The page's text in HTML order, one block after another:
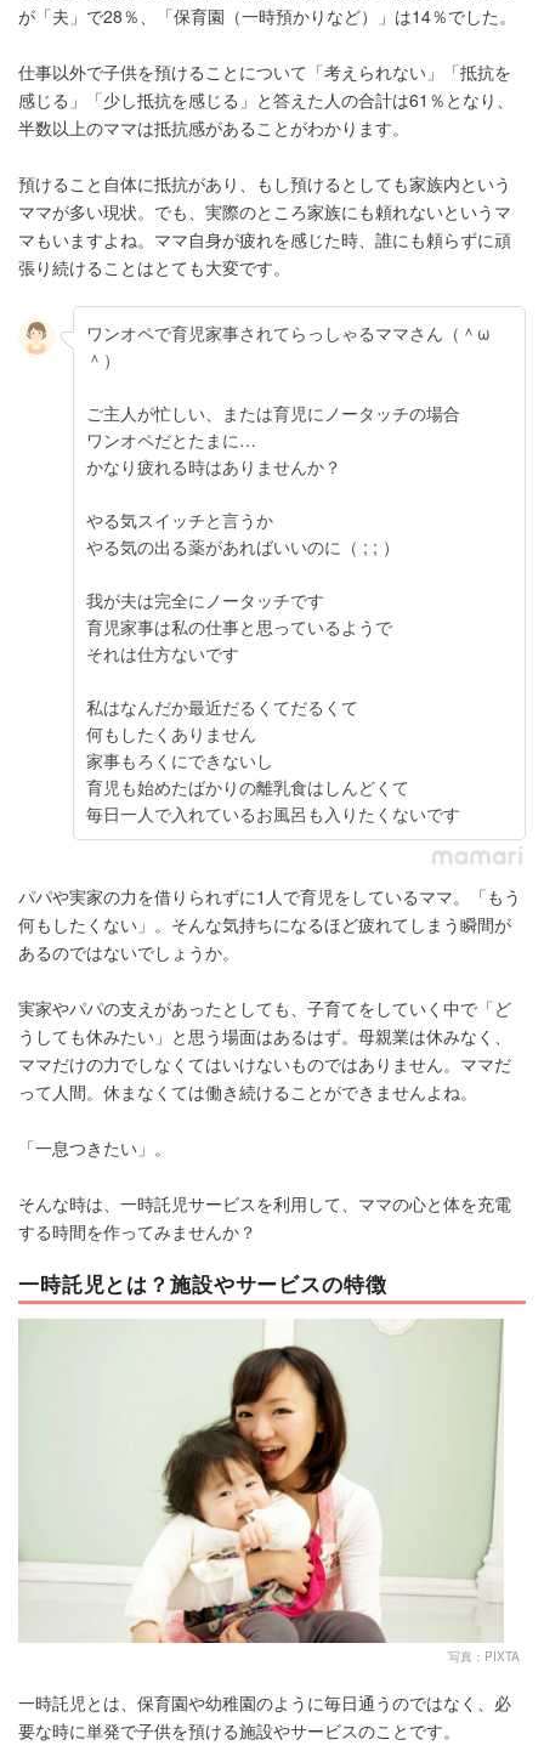
が「夫」で28％、「保育園（一時預かりなど）」は14％でした。
仕事以外で子供を預けることについて「考えられない」「抵抗を
感じる」「少し抵抗を感じる」と答えた人の合計は61％となり、
半数以上のママは抵抗感があることがわかります。
預けること自体に抵抗があり、もし預けるとしても家族内という
ママが多い現状。でも、実際のところ家族にも頼れないというマ
マもいますよね。ママ自身が疲れを感じた時、誰にも頼らずに頑
張り続けることはとても大変です。
ワンオペで育児家事されてらっしゃるママさん（＾ω
＾）
ご主人が忙しい、または育児にノータッチの場合
ワンオペだとたまに…
かなり疲れる時はありませんか？
やる気スイッチと言うか
やる気の出る薬があればいいのに（ ; ; ）
我が夫は完全にノータッチです
育児家事は私の仕事と思っているようで
それは仕方ないです
私はなんだか最近だるくてだるくて
何もしたくありません
家事もろくにできないし
育児も始めたばかりの離乳食はしんどくて
毎日一人で入れているお風呂も入りたくないです
パパや実家の力を借りられずに1人で育児をしているママ。「もう
何もしたくない」。そんな気持ちになるほど疲れてしまう瞬間が
あるのではないでしょうか。
実家やパパの支えがあったとしても、子育てをしていく中で「ど
うしても休みたい」と思う場面はあるはず。母親業は休みなく、
ママだけの力でしなくてはいけないものではありません。ママだ
って人間。休まなくては働き続けることができませんよね。
「一息つきたい」。
そんな時は、一時託児サービスを利用して、ママの心と体を充電
する時間を作ってみませんか？
一時託児とは？施設やサービスの特徴
写真：PIXTA
一時託児とは、保育園や幼稚園のように毎日通うのではなく、必
要な時に単発で子供を預ける施設やサービスのことです。